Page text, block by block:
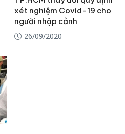
xét nghiệm Covid-19 cho
người nhập cảnh
26/09/2020